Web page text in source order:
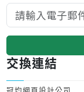
交換連結